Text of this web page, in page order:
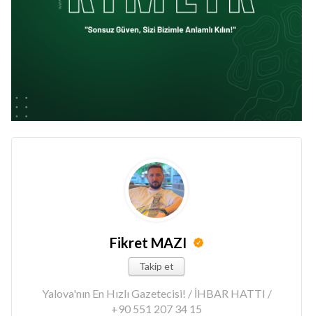
Fikret MAZI
Takip et
Yalova'nın En Hızlı Gazetecisi! / İHBAR HATTI /
+90 551 207 34 15